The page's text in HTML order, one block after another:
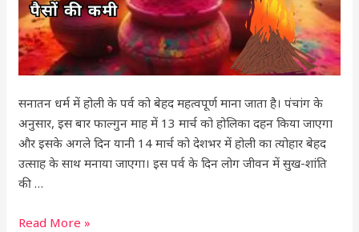
सनातन धर्म में होली के पर्व को बेहद महत्वपूर्ण माना जाता है। पंचांग के
अनुसार, इस बार फाल्गुन माह में 13 मार्च को होलिका दहन किया जाएगा
और इसके अगले दिन यानी 14 मार्च को देशभर में होली का त्योहार बेहद
उत्साह के साथ मनाया जाएगा। इस पर्व के दिन लोग जीवन में सुख-शांति
की …
कभी
नहीं
होगी
पैसों
कमी
Read More »